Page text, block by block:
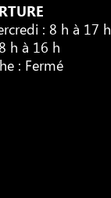
: 8 h à 17 h
h à 16 h
: Fermé